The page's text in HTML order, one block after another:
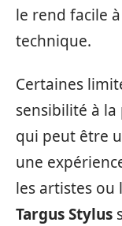
le rend facile
technique.
Certaines
sensibilité à la
qui peut être
une
les artistes ou
Targus Stylus